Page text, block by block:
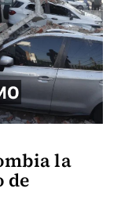
la
de